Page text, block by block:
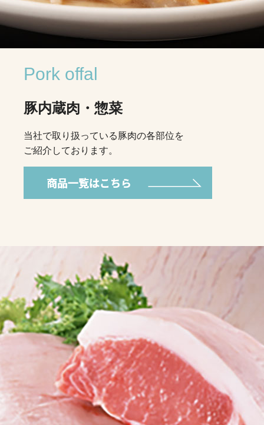
Pork offal
豚内蔵肉・惣菜
当社で取り扱っている豚肉の各部位を
ご紹介しております。